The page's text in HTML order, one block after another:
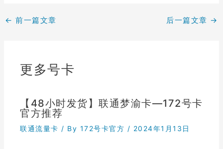
← 前一篇文章 后一篇文章 →
更多号卡
【48小时发货】联通梦渝卡—172号卡
官方推荐
联通流量卡 / By 172号卡官方 / 2024年1月13日